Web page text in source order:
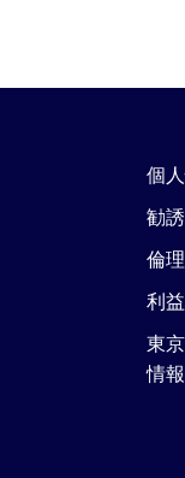
個
勧
倫
利
東
情